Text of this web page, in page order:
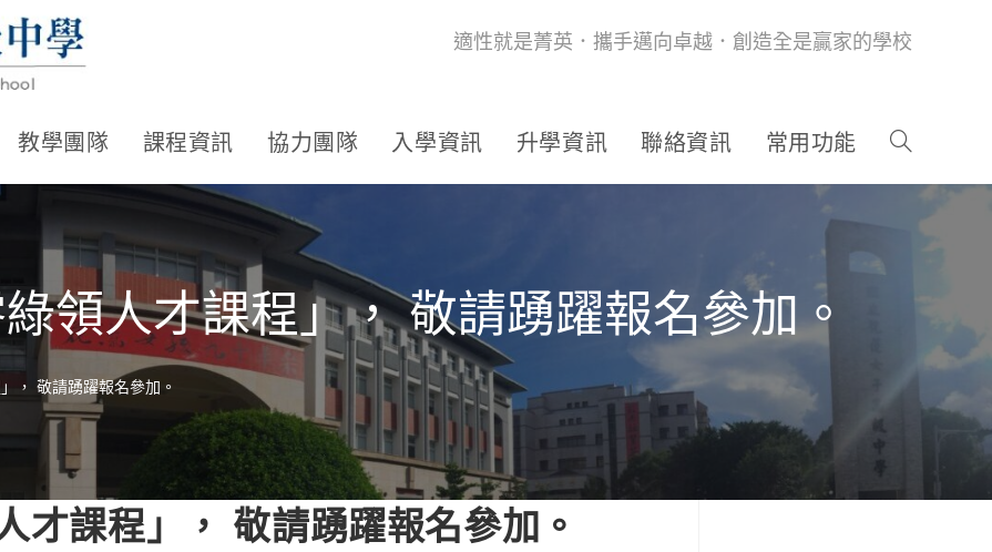
適性就是菁英．攜手邁向卓越．創造全是贏家的學校
教學團隊 課程資訊 協力團隊 入學資訊 升學資訊 聯絡資訊 常用功能
領人才課程」， 敬請踴躍報名參加。
， 敬請踴躍報名參加。
才課程」， 敬請踴躍報名參加。